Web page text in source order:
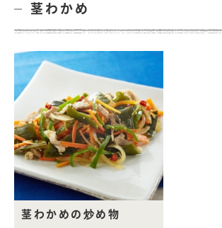
茎わかめ
茎わかめの炒め物